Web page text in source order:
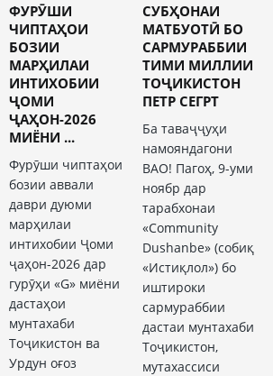
ФУРӮШИ
ЧИПТАҲОИ
БОЗИИ
МАРҲИЛАИ
ИНТИХОБИИ
ҶОМИ
ҶАҲОН-2026
МИЁНИ ...
Фурӯши чиптаҳои
бозии аввали
даври дуюми
марҳилаи
интихобии Ҷоми
ҷаҳон-2026 дар
гурӯҳи «G» миёни
дастаҳои
мунтахаби
Тоҷикистон ва
Урдун оғоз
СУБҲОНАИ
МАТБУОТӢ БО
САРМУРАББИИ
ТИМИ МИЛЛИИ
ТОҶИКИСТОН
ПЕТР СЕГРТ
Ба таваҷҷуҳи
намояндагони
ВАО! Пагоҳ, 9-уми
ноябр дар
тарабхонаи
«Community
Dushanbe» (собиқ
«Истиқлол») бо
иштироки
сармураббии
дастаи мунтахаби
Тоҷикистон,
мутахассиси